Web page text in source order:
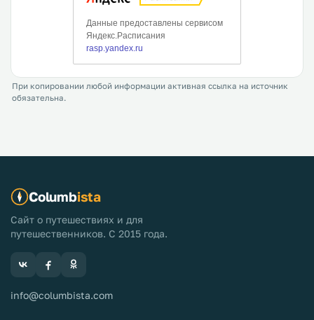
При копировании любой информации активная ссылка на источник
обязательна.
Columbista
Сайт о путешествиях и для
путешественников. С 2015 года.
info@columbista.com